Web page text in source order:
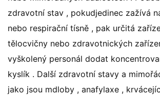
zdravotní stav , pokudjedinec zažívá
nebo respirační tísně , pak určitá
tělocvičny nebo zdravotnických
vyškolený personál dodat
kyslík . Další zdravotní stavy a
jako jsou mdloby , anafylaxe ,